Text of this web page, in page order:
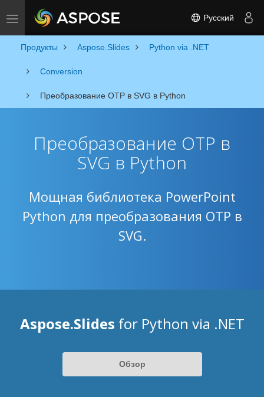
Toggle navigation Русский
Продукты Aspose.Slides Python via .NET
Conversion
Преобразование OTP в SVG в Python
Преобразование OTP в
SVG в Python
Мощная библиотека PowerPoint
Python для преобразования OTP в
SVG.
Aspose.Slides for Python via .NET
Обзор